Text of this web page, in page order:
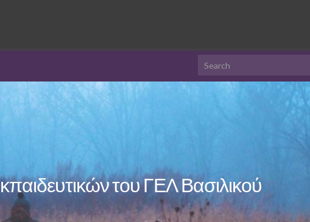
Search for:
του ΓΕΛ Βασιλικού